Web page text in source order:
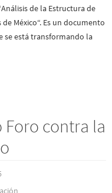
de la Estructura de
México“. Es un documento
se está transformando la
contra la